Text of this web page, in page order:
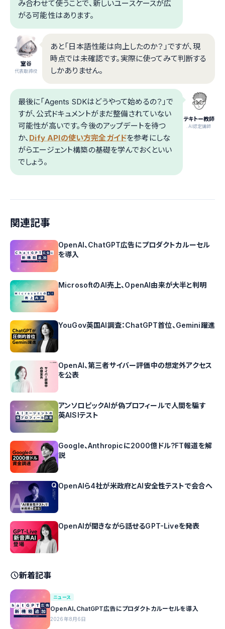
み合わせて使うことで、新しいユースケースが広
がる可能性はあります。
室谷
代表取締役
あと「日本語性能は向上したのか？」ですが、現
時点では未確認です。実際に使ってみて判断する
しかありません。
テキトー教師
.AI認定講師
最後に「Agents SDKはどうやって始めるの？」で
すが、公式ドキュメントがまだ整備されていない
可能性が高いです。今後のアップデートを待つ
か、 Dify APIの使い方完全ガイドを参考にしな
がらエージェント構築の基礎を学んでおくといい
でしょう。
関連記事
OpenAI、ChatGPT広告にプロダクトカルーセル
を導入
MicrosoftのAI売上、OpenAI由来が大半と判明
YouGov英国AI調査：ChatGPT首位、Gemini躍進
OpenAI、第三者サイバー評価中の想定外アクセス
を公表
アンソロピックAIが偽プロフィールで人間を騙す
英AISIテスト
Google、Anthropicに2000億ドル?FT報道を解
説
OpenAIら4社が米政府とAI安全性テストで会合へ
OpenAIが聞きながら話せるGPT-Liveを発表
新着記事
ニュース
OpenAI、ChatGPT広告にプロダクトカルーセルを導入
2026年8月6日